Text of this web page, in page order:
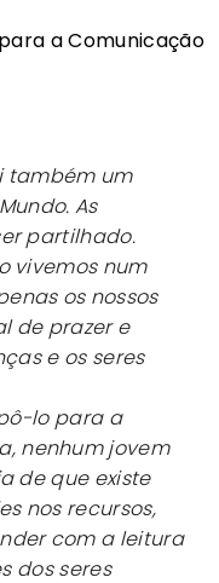
a Comunicação
também um
As
partilhado.
vivemos num
os nossos
de prazer e
e os seres
lo para a
nenhum jovem
de que existe
nos recursos,
com a leitura
dos seres